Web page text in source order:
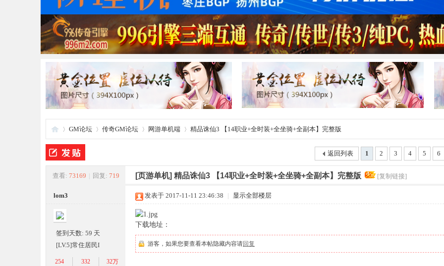
夜 »
GM论坛
›
传奇GM论坛
›
网游单机端
›
精品诛仙3 【14职业+全时装+全坐骑+全副本】完整版
1 2 3 4 5 6
返回列表
查看: 73169 | 回复: 719 [页游单机] 精品诛仙3 【14职业+全时装+全坐骑+全副本】完整版 [复制链接]
lom3
签到天数: 59 天
[LV.5]常住居民I
254
332
32万
发表于 2017-11-11 23:46:38 | 显示全部楼层
下载地址：
游客，如果您要查看本帖隐藏内容请回复